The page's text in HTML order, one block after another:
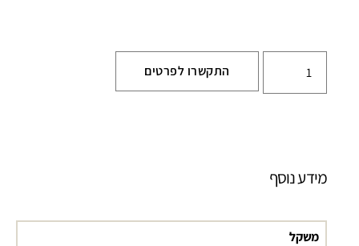
התקשרו לפרטים
מידע נוסף
משקל